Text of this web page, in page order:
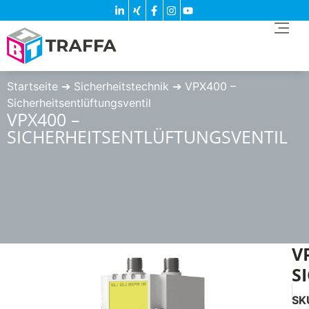
Startseite ➔ Sicherheitstechnik ➔ VPX400 –
Sicherheitsentlüftungsventil
VPX400 –
SICHERHEITSENTLÜFTUNGSVENTIL